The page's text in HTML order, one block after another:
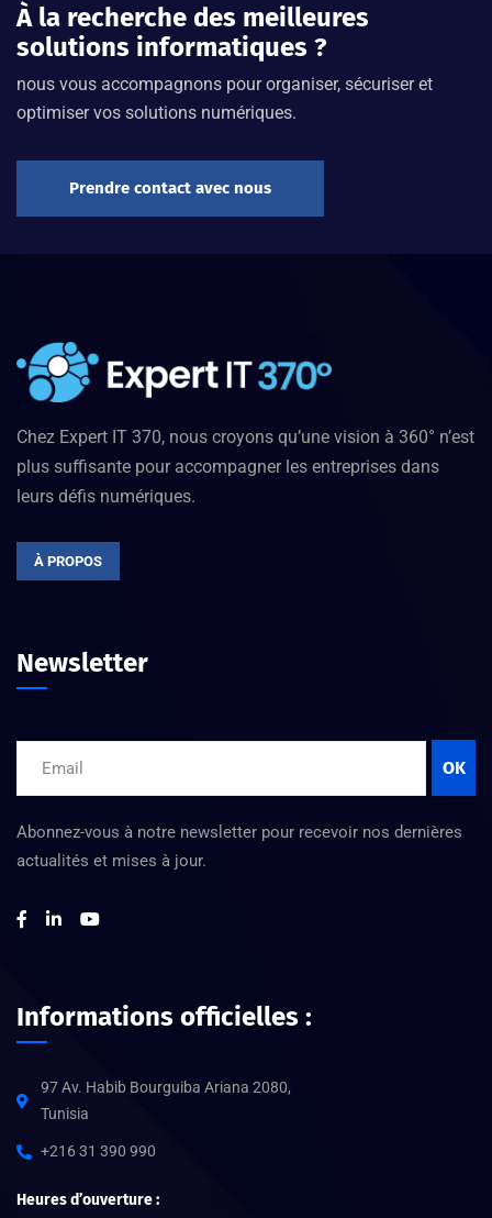
À la recherche des meilleures
solutions informatiques ?
nous vous accompagnons pour organiser, sécuriser et
optimiser vos solutions numériques.
Prendre contact avec nous
Chez Expert IT 370, nous croyons qu’une vision à 360° n’est
plus suffisante pour accompagner les entreprises dans
leurs défis numériques.
À PROPOS
Newsletter
OK
Abonnez-vous à notre newsletter pour recevoir nos dernières
actualités et mises à jour.
Informations officielles :
97 Av. Habib Bourguiba Ariana 2080,
Tunisia
+216 31 390 990
Heures d’ouverture :